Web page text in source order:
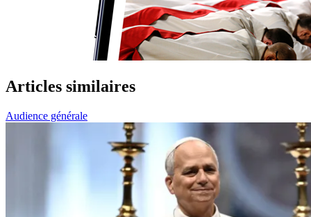
Articles similaires
Audience générale